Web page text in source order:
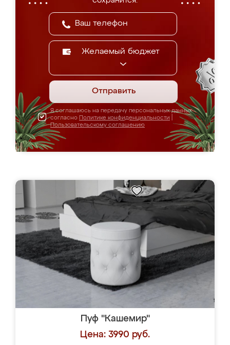
Желаемый бюджет
Отправить
Я соглашаюсь на передачу персональных данных
согласно Политике конфиденциальности
Пользовательскому соглашению
Пуф "Кашемир"
Цена: 3990 руб.